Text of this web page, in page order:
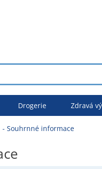
Drogerie Zdravá
- Souhrnné informace